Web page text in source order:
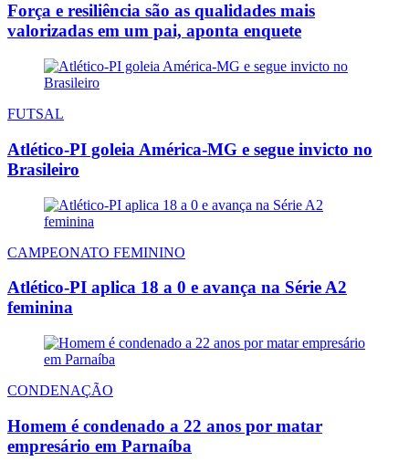
Força e resiliência são as qualidades mais
valorizadas em um pai, aponta enquete
FUTSAL
Atlético-PI goleia América-MG e segue invicto no
Brasileiro
CAMPEONATO FEMININO
Atlético-PI aplica 18 a 0 e avança na Série A2
feminina
CONDENAÇÃO
Homem é condenado a 22 anos por matar
empresário em Parnaíba